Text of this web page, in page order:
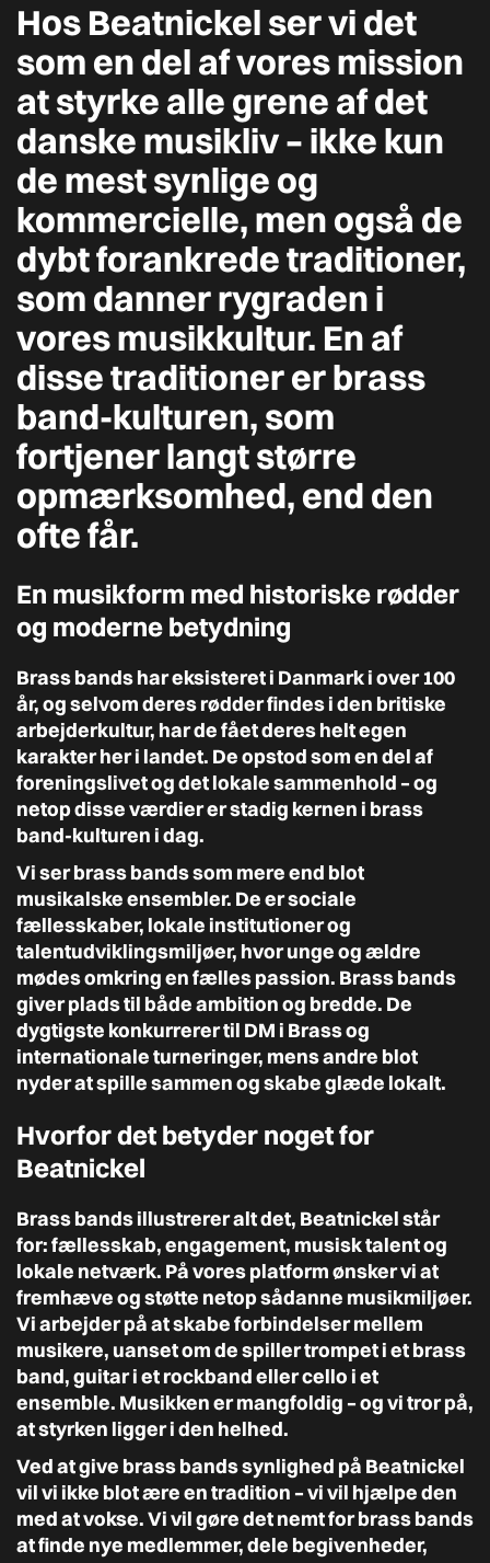
Hos Beatnickel ser vi det
som en del af vores mission
at styrke alle grene af det
danske musikliv – ikke kun
de mest synlige og
kommercielle, men også de
dybt forankrede traditioner,
som danner rygraden i
vores musikkultur. En af
disse traditioner er brass
band-kulturen, som
fortjener langt større
opmærksomhed, end den
ofte får.
En musikform med historiske rødder
og moderne betydning
Brass bands har eksisteret i Danmark i over 100
år, og selvom deres rødder findes i den britiske
arbejderkultur, har de fået deres helt egen
karakter her i landet. De opstod som en del af
foreningslivet og det lokale sammenhold – og
netop disse værdier er stadig kernen i brass
band-kulturen i dag.
Vi ser brass bands som mere end blot
musikalske ensembler. De er sociale
fællesskaber, lokale institutioner og
talentudviklingsmiljøer, hvor unge og ældre
mødes omkring en fælles passion. Brass bands
giver plads til både ambition og bredde. De
dygtigste konkurrerer til DM i Brass og
internationale turneringer, mens andre blot
nyder at spille sammen og skabe glæde lokalt.
Hvorfor det betyder noget for
Beatnickel
Brass bands illustrerer alt det, Beatnickel står
for: fællesskab, engagement, musisk talent og
lokale netværk. På vores platform ønsker vi at
fremhæve og støtte netop sådanne musikmiljøer.
Vi arbejder på at skabe forbindelser mellem
musikere, uanset om de spiller trompet i et brass
band, guitar i et rockband eller cello i et
ensemble. Musikken er mangfoldig – og vi tror på,
at styrken ligger i den helhed.
Ved at give brass bands synlighed på Beatnickel
vil vi ikke blot ære en tradition – vi vil hjælpe den
med at vokse. Vi vil gøre det nemt for brass bands
at finde nye medlemmer, dele begivenheder,